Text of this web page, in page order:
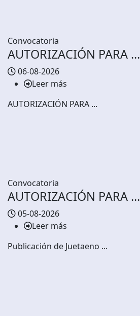
Convocatoria
AUTORIZACIÓN PARA ...
06-08-2026
Leer más
AUTORIZACIÓN PARA ...
Convocatoria
AUTORIZACIÓN PARA ...
05-08-2026
Leer más
Publicación de Juetaeno ...